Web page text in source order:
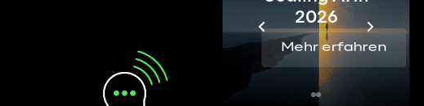
2026
Mehr erfahren